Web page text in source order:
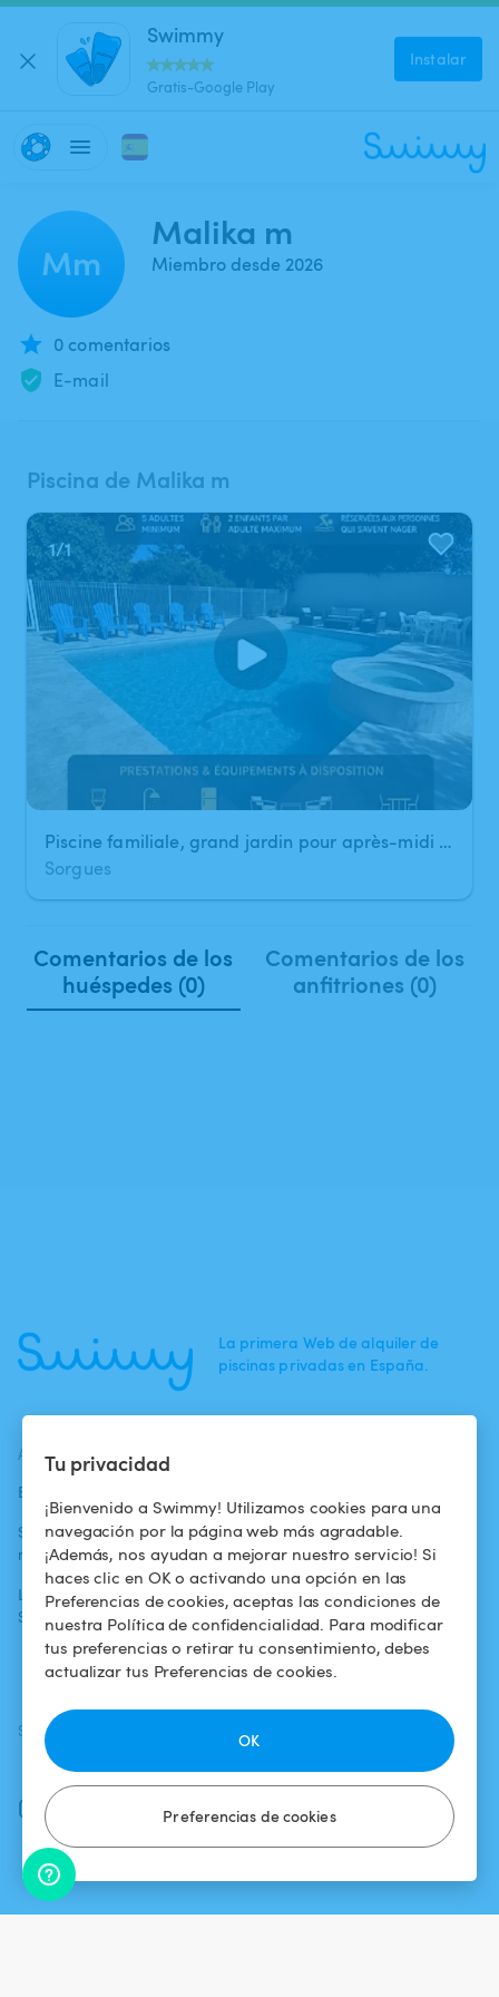
Tu privacidad
¡Bienvenido a Swimmy! Utilizamos cookies para una
navegación por la página web más agradable.
¡Además, nos ayudan a mejorar nuestro servicio! Si
haces clic en OK o activando una opción en las
Preferencias de cookies, aceptas las condiciones de
nuestra Política de confidencialidad. Para modificar
tus preferencias o retirar tu consentimiento, debes
actualizar tus Preferencias de cookies.
Preferencias de cookies
OK
Swimmy
Gratis-Google Play
Instalar
Mm
Malika m
Miembro desde 2026
0 comentarios
E-mail
Piscina de Malika m
1/1
Piscine familiale, grand jardin pour après-midi détente
Sorgues
Comentarios de los
huéspedes (0)
Comentarios de los
anfitriones (0)
La primera Web de alquiler de
piscinas privadas en España.
ACTUALIDADES
Blog
Swimmy en los
medios
La aventura
Swimmy
Para los
propietarios
Alquilar mi
piscina
¿Cómo funciona?
Condiciones de
uso
Política de
confidencialidad
Aviso legal
SÍGUENOS
Facebook
Instagram